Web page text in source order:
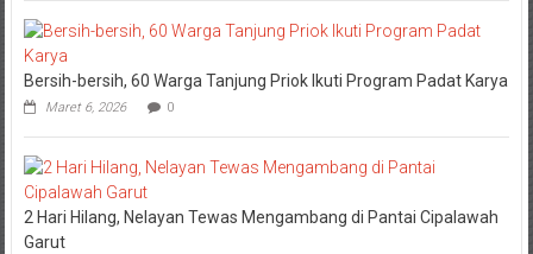
Bersih-bersih, 60 Warga Tanjung Priok Ikuti Program Padat Karya
Maret 6, 2026 0
2 Hari Hilang, Nelayan Tewas Mengambang di Pantai Cipalawah
Garut